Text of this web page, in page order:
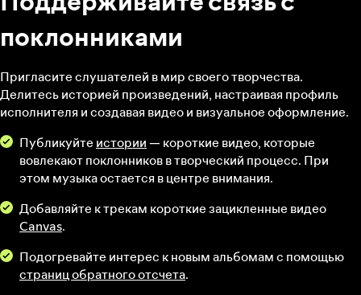
поклонниками
Пригласите слушателей в мир своего творчества.
Делитесь историей произведений, настраивая профиль
исполнителя и создавая видео и визуальное оформление.
Публикуйте истории— короткие видео, которые
вовлекают поклонников в творческий процесс. При
этом музыка остается в центре внимания.
Добавляйте к трекам короткие зацикленные видео
Canvas.
Подогревайте интерес к новым альбомам с помощью
страниц обратного отсчета.